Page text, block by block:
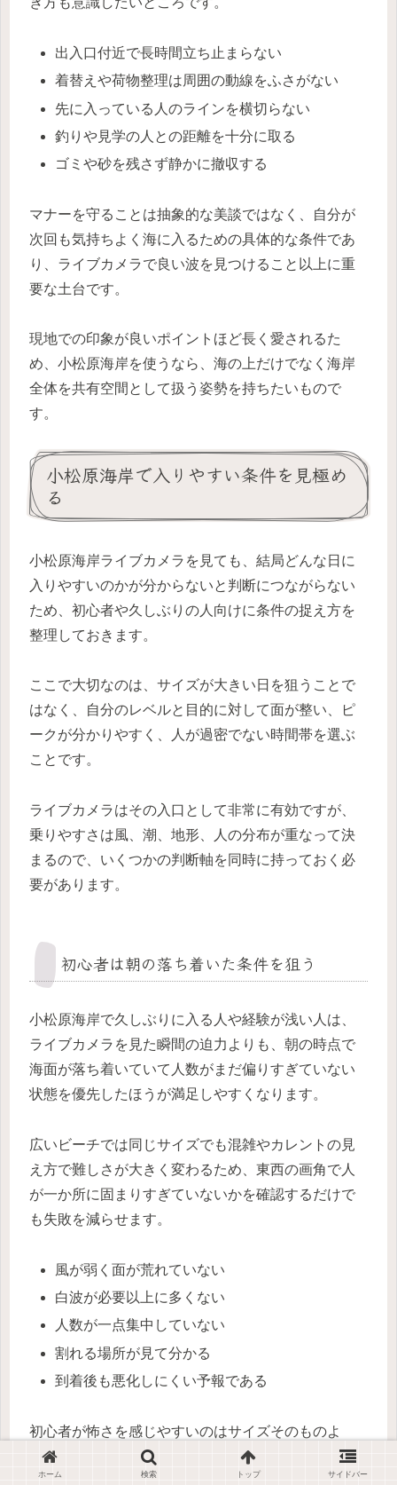
出入口付近で長時間立ち止まらない
着替えや荷物整理は周囲の動線をふさがない
先に入っている人のラインを横切らない
釣りや見学の人との距離を十分に取る
ゴミや砂を残さず静かに撤収する
マナーを守ることは抽象的な美談ではなく、自分が
次回も気持ちよく海に入るための具体的な条件であ
り、ライブカメラで良い波を見つけること以上に重
要な土台です。
現地での印象が良いポイントほど長く愛されるた
め、小松原海岸を使うなら、海の上だけでなく海岸
全体を共有空間として扱う姿勢を持ちたいもので
す。
小松原海岸で入りやすい条件を見極め
る
小松原海岸ライブカメラを見ても、結局どんな日に
入りやすいのかが分からないと判断につながらない
ため、初心者や久しぶりの人向けに条件の捉え方を
整理しておきます。
ここで大切なのは、サイズが大きい日を狙うことで
はなく、自分のレベルと目的に対して面が整い、ピ
ークが分かりやすく、人が過密でない時間帯を選ぶ
ことです。
ライブカメラはその入口として非常に有効ですが、
乗りやすさは風、潮、地形、人の分布が重なって決
まるので、いくつかの判断軸を同時に持っておく必
要があります。
初心者は朝の落ち着いた条件を狙う
小松原海岸で久しぶりに入る人や経験が浅い人は、
ライブカメラを見た瞬間の迫力よりも、朝の時点で
海面が落ち着いていて人数がまだ偏りすぎていない
状態を優先したほうが満足しやすくなります。
広いビーチでは同じサイズでも混雑やカレントの見
え方で難しさが大きく変わるため、東西の画角で人
が一か所に固まりすぎていないかを確認するだけで
も失敗を減らせます。
風が弱く面が荒れていない
白波が必要以上に多くない
人数が一点集中していない
割れる場所が見て分かる
到着後も悪化しにくい予報である
初心者が怖さを感じやすいのはサイズそのものよ
り、どこで待てばよいか分からない状況なので、画
面でピークが読みづらい日は無理に合わせないほう
ホーム 検索 トップ サイドバー